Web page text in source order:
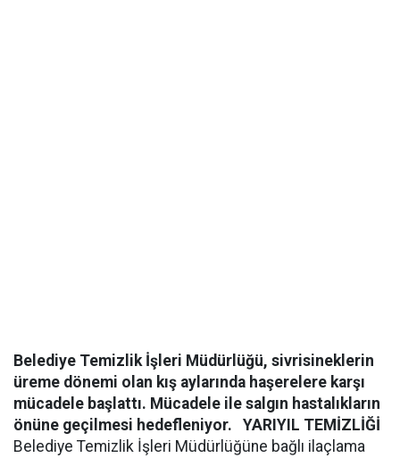
Belediye Temizlik İşleri Müdürlüğü, sivrisineklerin
üreme dönemi olan kış aylarında haşerelere karşı
mücadele başlattı. Mücadele ile salgın hastalıkların
önüne geçilmesi hedefleniyor.
YARIYIL TEMİZLİĞİ
Belediye Temizlik İşleri Müdürlüğüne bağlı ilaçlama